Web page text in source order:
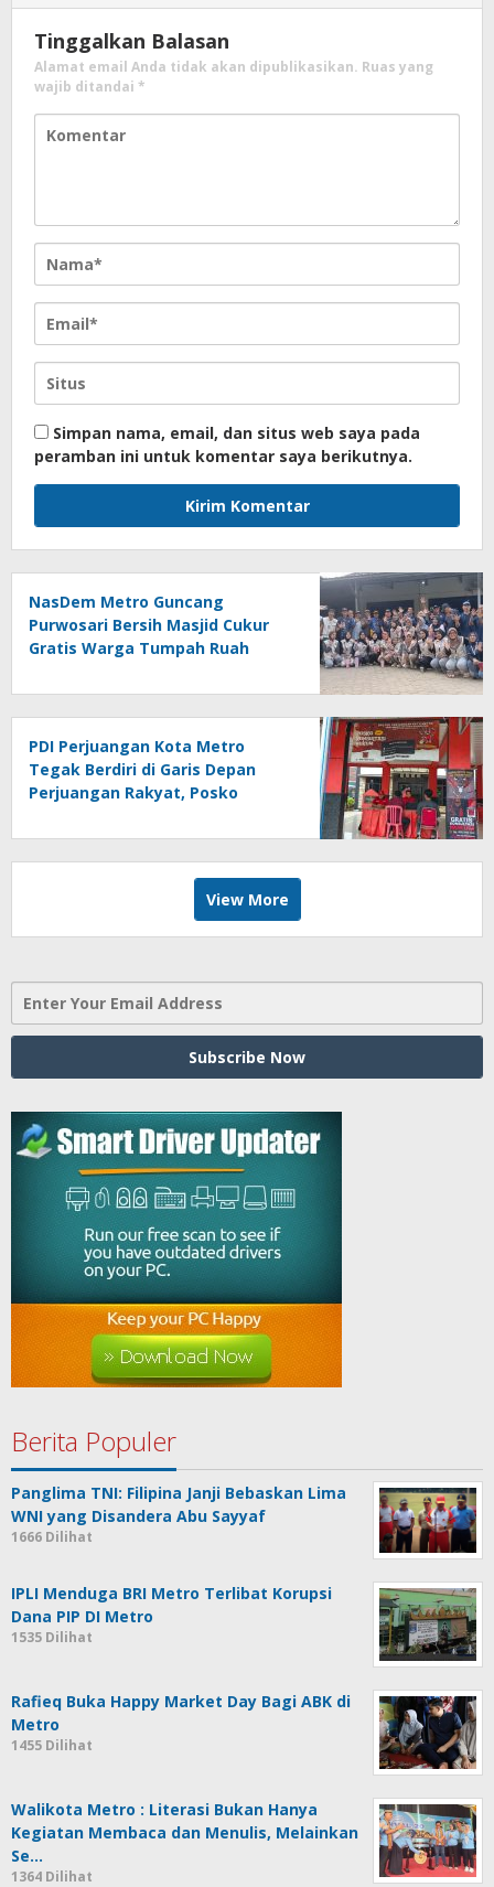
Tinggalkan Balasan
Alamat email Anda tidak akan dipublikasikan. Ruas yang
wajib ditandai *
Simpan nama, email, dan situs web saya pada
peramban ini untuk komentar saya berikutnya.
NasDem Metro Guncang
Purwosari Bersih Masjid Cukur
Gratis Warga Tumpah Ruah
PDI Perjuangan Kota Metro
Tegak Berdiri di Garis Depan
Perjuangan Rakyat, Posko
Jumat, BBHAR Siap Dibentuk
View More
Berita Populer
Panglima TNI: Filipina Janji Bebaskan Lima
WNI yang Disandera Abu Sayyaf
1666 Dilihat
IPLI Menduga BRI Metro Terlibat Korupsi
Dana PIP DI Metro
1535 Dilihat
Rafieq Buka Happy Market Day Bagi ABK di
Metro
1455 Dilihat
Walikota Metro : Literasi Bukan Hanya
Kegiatan Membaca dan Menulis, Melainkan
Se…
1364 Dilihat